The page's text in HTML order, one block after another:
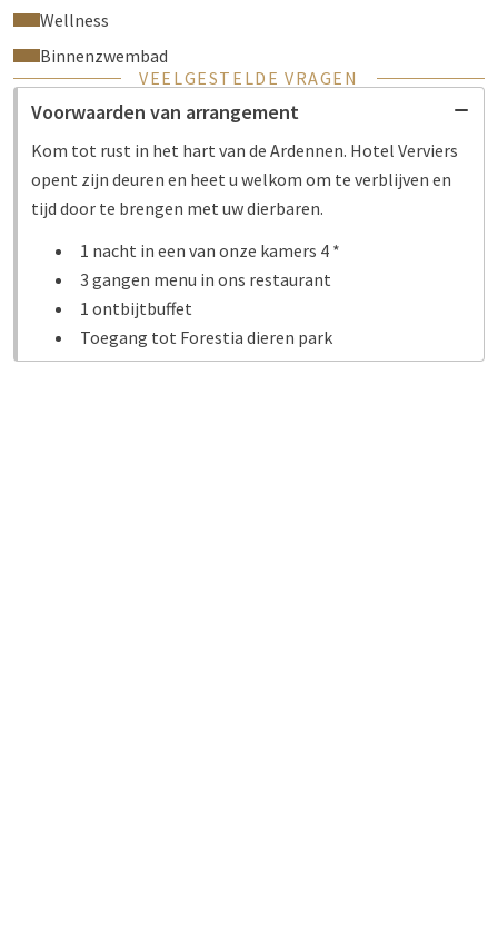
Wellness
Binnenzwembad
VEELGESTELDE VRAGEN
Voorwaarden van arrangement
Kom tot rust in het hart van de Ardennen. Hotel Verviers
opent zijn deuren en heet u welkom om te verblijven en
tijd door te brengen met uw dierbaren.
1 nacht in een van onze kamers 4 *
3 gangen menu in ons restaurant
1 ontbijtbuffet
Toegang tot Forestia dieren park